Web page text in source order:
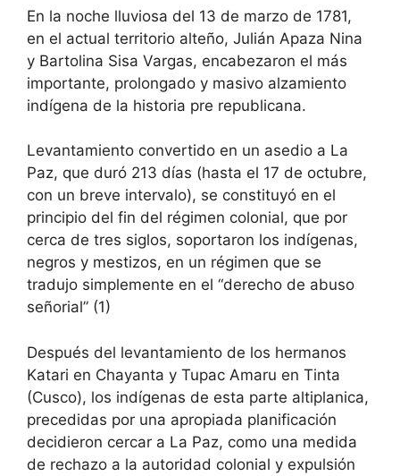
b
o
o
k
A
p
p
a
m
st
ar
tir
En la noche lluviosa del 13 de marzo de 1781,
en el actual territorio alteño, Julián Apaza Nina
y Bartolina Sisa Vargas, encabezaron el más
importante, prolongado y masivo alzamiento
indígena de la historia pre republicana.
Levantamiento convertido en un asedio a La
Paz, que duró 213 días (hasta el 17 de octubre,
con un breve intervalo), se constituyó en el
principio del fin del régimen colonial, que por
cerca de tres siglos, soportaron los indígenas,
negros y mestizos, en un régimen que se
tradujo simplemente en el “derecho de abuso
señorial” (1)
Después del levantamiento de los hermanos
Katari en Chayanta y Tupac Amaru en Tinta
(Cusco), los indígenas de esta parte altiplanica,
precedidas por una apropiada planificación
decidieron cercar a La Paz, como una medida
de rechazo a la autoridad colonial y expulsión